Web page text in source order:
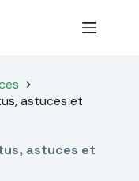
astuces et
astuces et